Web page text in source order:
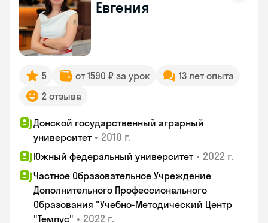
Евгения
5 от 1590 ₽ за урок
13 лет опыта
2 отзыва
Донской государственный аграрный
университет • 2010 г.
Южный федеральный университет • 2022 г.
Частное Образовательное Учреждение
Дополнительного Профессионального
Образования "Учебно-Методический Центр
"Темпус" • 2022 г.